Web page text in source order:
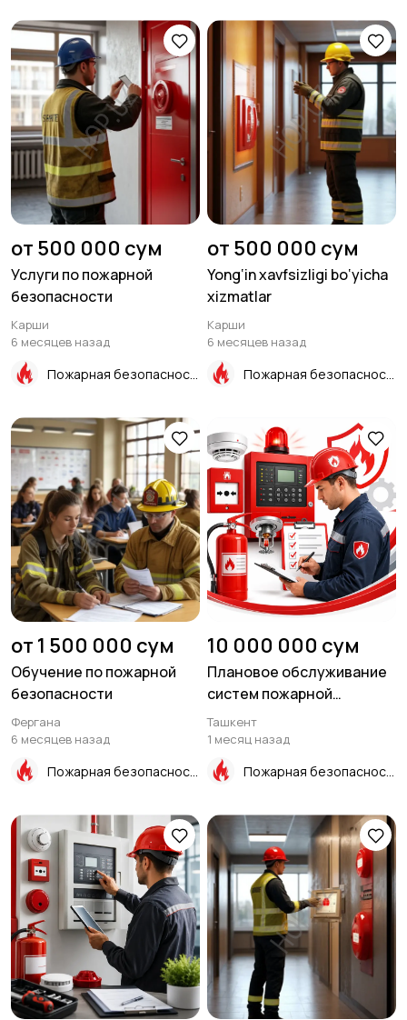
от 500 000 сум
Услуги по пожарной
безопасности
Карши
6 месяцев назад
от 500 000 сум
Yong‘in xavfsizligi bo‘yicha
xizmatlar
Карши
6 месяцев назад
от 1 500 000 сум
Обучение по пожарной
безопасности
Фергана
6 месяцев назад
10 000 000 сум
Плановое обслуживание
систем пожарной
безопасности
Ташкент
1 месяц назад